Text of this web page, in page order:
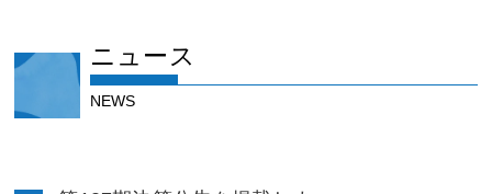
ニュース
NEWS